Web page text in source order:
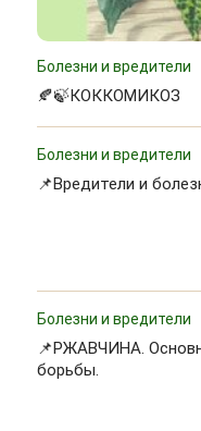
Болезни и вредители
🍂🍃КОККОМИКОЗ
Болезни и вредители
📌Вредители и
Болезни и вредители
📌РЖАВЧИНА.
борьбы.